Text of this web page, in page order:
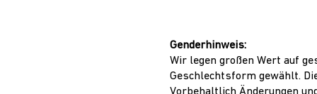
Genderhinweis:
Wir legen großen Wert auf
Geschlechtsform gewählt.